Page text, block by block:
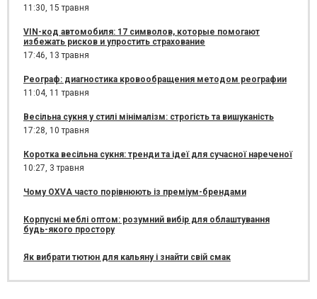
11:30, 15 травня
VIN-код автомобиля: 17 символов, которые помогают
избежать рисков и упростить страхование
17:46, 13 травня
Реограф: диагностика кровообращения методом реографии
11:04, 11 травня
Весільна сукня у стилі мінімалізм: строгість та вишуканість
17:28, 10 травня
Коротка весільна сукня: тренди та ідеї для сучасної нареченої
10:27, 3 травня
Чому OXVA часто порівнюють із преміум-брендами
Корпусні меблі оптом: розумний вибір для облаштування
будь-якого простору
Як вибрати тютюн для кальяну і знайти свій смак